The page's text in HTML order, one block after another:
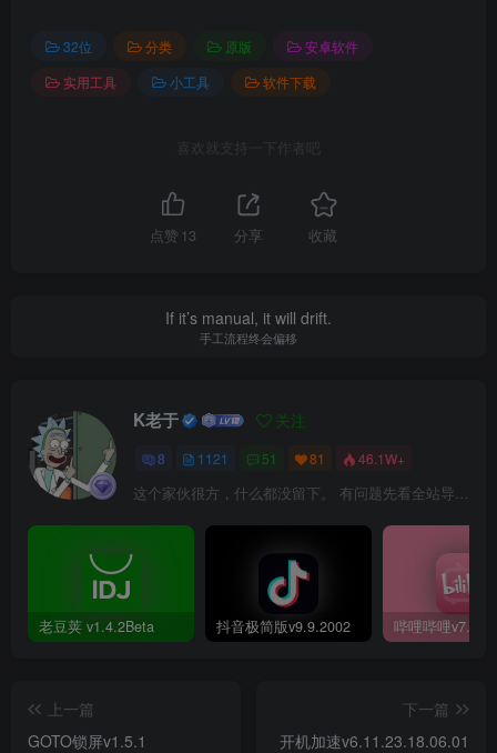
32位 分类 原版
安卓软件
实用工具
小工具 软件下载
喜欢就支持一下作者吧
点赞 13 分享 收藏
If it’s manual, it will drift.
手工流程终会偏移
K老于 关注
8 1121 51 81 46.1W+
这个家伙很方，什么都没留下。 有问题先看全站导航页，解决不了再@我！
老豆荚 v1.4.2Beta 抖音极简版v9.9.2002
上一篇
GOTO锁屏v1.5.1
下一篇
开机加速v6.11.23.18.06.01